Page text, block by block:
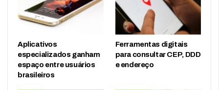
Aplicativos
especializados ganham
espaço entre usuários
brasileiros
Ferramentas digitais
para consultar CEP, DDD
e endereço